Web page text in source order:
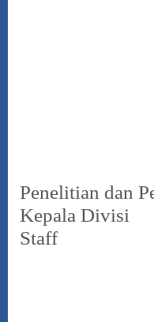
Penelitian dan
Kepala Divisi
Staff :